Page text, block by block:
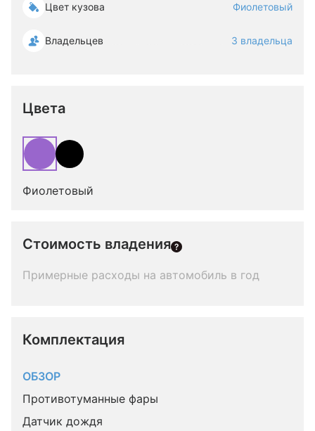
Цвет кузова Фиолетовый
Владельцев 3 владельца
Цвета
Фиолетовый
Стоимость владения
Примерные расходы на автомобиль в год
Комплектация
ОБЗОР
Противотуманные фары
Датчик дождя